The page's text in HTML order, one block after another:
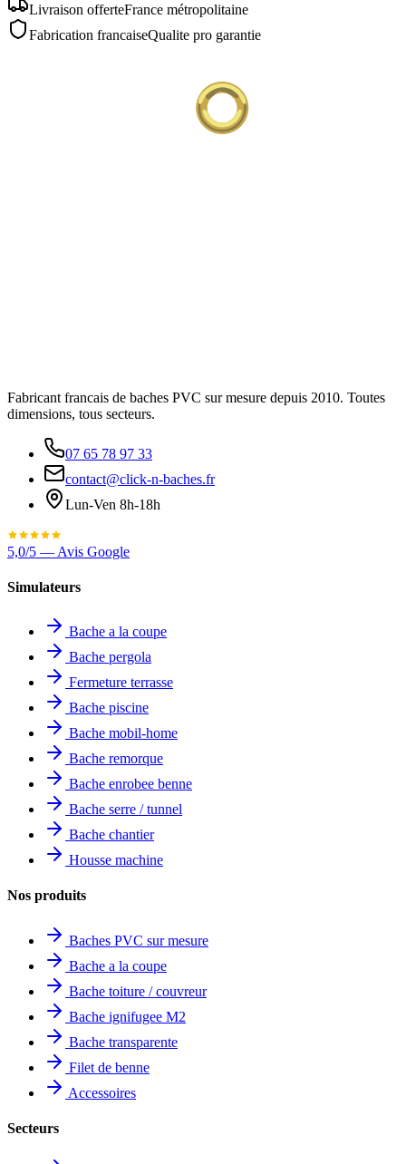
Livraison offerteFrance métropolitaine
Fabrication francaiseQualite pro garantie
Fabricant francais de baches PVC sur mesure depuis 2010. Toutes
dimensions, tous secteurs.
07 65 78 97 33
contact@click-n-baches.fr
Lun-Ven 8h-18h
5,0/5 — Avis Google
Simulateurs
Bache a la coupe
Bache pergola
Fermeture terrasse
Bache piscine
Bache mobil-home
Bache remorque
Bache enrobee benne
Bache serre / tunnel
Bache chantier
Housse machine
Nos produits
Baches PVC sur mesure
Bache a la coupe
Bache toiture / couvreur
Bache ignifugee M2
Bache transparente
Filet de benne
Accessoires
Secteurs